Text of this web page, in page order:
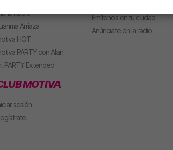
Rubio
Arriaza
HOT
PARTY con Alan
PARTY Extended
MOTIVA
sesión
Emítenos en tu ciudad
Anúnciate en la radio